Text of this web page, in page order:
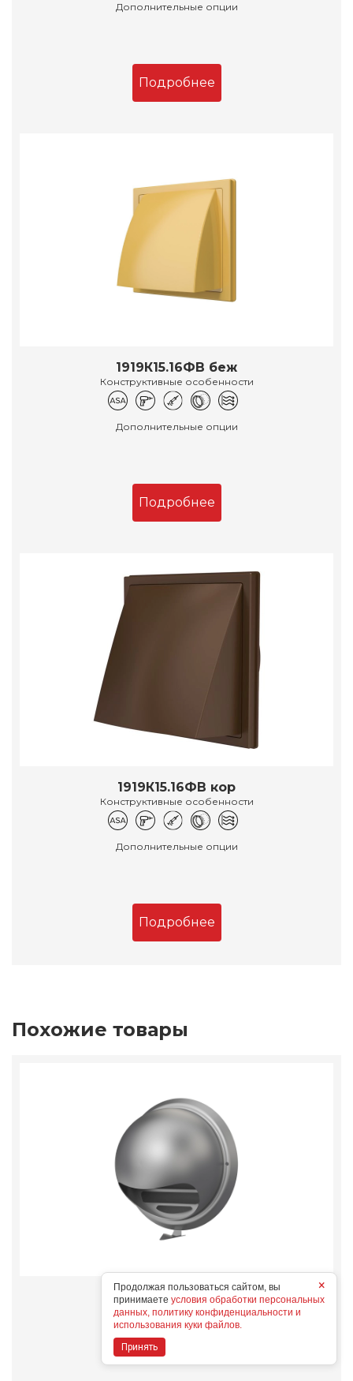
Дополнительные опции
Подробнее
1919К15.16ФВ беж
Конструктивные особенности
Дополнительные опции
Подробнее
1919К15.16ФВ кор
Конструктивные особенности
Дополнительные опции
Подробнее
Похожие товары
10ВМ
Конструктивные особенности
Дополнительные опции
×
Продолжая пользоваться сайтом, вы
принимаете условия обработки персональных
данных, политику конфиденциальности и
использования куки файлов.
Принять